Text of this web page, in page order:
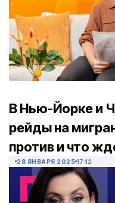
В Нью-Йорке и
рейды на
против и что
28 ЯНВАРЯ 2025 17:12